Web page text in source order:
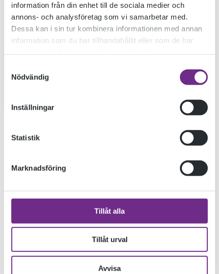
information från din enhet till de sociala medier och
annons- och analysföretag som vi samarbetar med.
Dessa kan i sin tur kombinera informationen med annan
information som du har tillhandahållit eller som de har
Nödvändig
Inställningar
Statistik
Marknadsföring
Tillåt alla
Tillåt urval
Avvisa
DELTAGARNA 18
MAJ
2020-05-18
Hej
kanske inte blev som någon av oss räknade med när vi
att skolan ligger där fälten möter byn, att det är där det
hur viktigt mötet mellan olika människor är i folkhögskolan
och för oss människor. Att det är i mötet vi får chans att
spegla oss själva, våra tankar och åsikter. Det är där vi lär,
det är där vi växer.
Så kommer det en pandemi som gör att vi inte kan, får,